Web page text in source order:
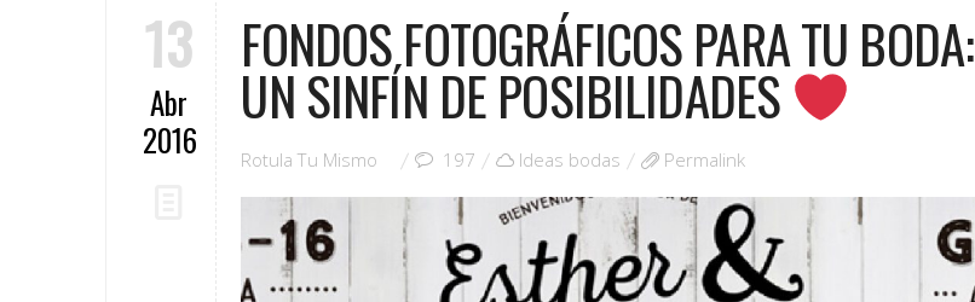
13
Abr
2016
FONDOS FOTOGRÁFICOS PARA TU BODA:
UN SINFÍN DE POSIBILIDADES
Rotula Tu Mismo 197 Ideas bodas Permalink